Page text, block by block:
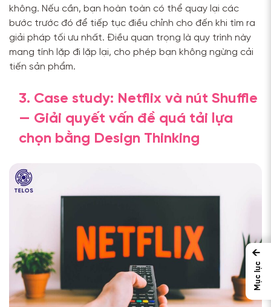
không. Nếu cần, bạn hoàn toàn có thể quay lại các
bước trước đó để tiếp tục điều chỉnh cho đến khi tìm ra
giải pháp tối ưu nhất. Điều quan trọng là quy trình này
mang tính lặp đi lặp lại, cho phép bạn không ngừng cải
tiến sản phẩm.
3. Case study: Netflix và nút Shuffle
— Giải quyết vấn đề quá tải lựa
chọn bằng Design Thinking
←
Mục lục